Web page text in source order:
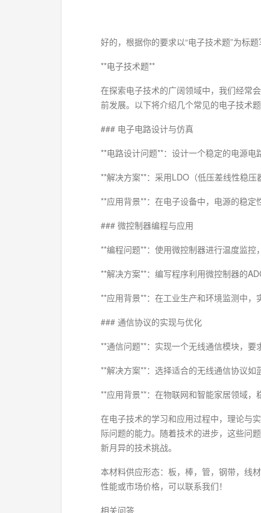
好的，根据你的要求以“电子技术题”为标
**电子技术题**
在探索电子技术的广阔领域中，我们经常
前发展。以下将介绍几个常见的电子技术
### 电子电路设计与仿真
**电路设计问题**：设计一个稳定的电源电
**解决方案**：采用LDO（低压差线性稳
**应用背景**：在电子设备中，电源的稳
### 微控制器编程与应用
**编程问题**：使用微控制器进行温度监控
**解决方案**：编写程序利用微控制器的
**应用背景**：在工业生产和环境监测中
### 通信协议的实现与优化
**通信问题**：实现一个无线通信模块，要
**解决方案**：选择适合的无线通信协议如
**应用背景**：在物联网和智能家居领域，
在电子技术的学习和应用过程中，理论与
际问题的能力。随着技术的进步，这些问
新月异的技术挑战。
本材料供应形态：板，棒，管，钢带，线
性能或市场价格，可以联系我们！
相关问答